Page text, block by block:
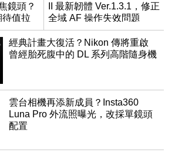
鏡頭？
值拉
II 最新韌體 Ver.1.3.1，修正
全域 AF 操作失效問題
經典計畫大復活？Nikon 傳將重啟
曾經胎死腹中的 DL 系列高階隨身機
雲台相機再添新成員？Insta360
Luna Pro 外流照曝光，改採單鏡頭
配置